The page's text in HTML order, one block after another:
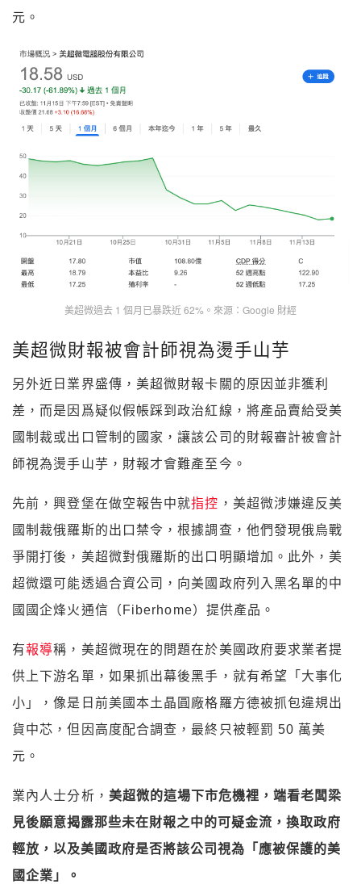
元。
美超微過去 1 個月已暴跌近 62%。來源：Google 財經
美超微財報被會計師視為燙手山芋
另外近日業界盛傳，美超微財報卡關的原因並非獲利
差，而是因爲疑似假帳踩到政治紅線，將產品賣給受美
國制裁或出口管制的國家，讓該公司的財報審計被會計
師視為燙手山芋，財報才會難產至今。
先前，興登堡在做空報告中就指控 ，美超微涉嫌違反美
國制裁俄羅斯的出口禁令，根據調查，他們發現俄烏戰
爭開打後，美超微對俄羅斯的出口明顯增加。此外，美
超微還可能透過合資公司，向美國政府列入黑名單的中
國國企烽火通信（Fiberhome）提供產品。
有報導稱，美超微現在的問題在於美國政府要求業者提
供上下游名單，如果抓出幕後黑手，就有希望「大事化
小」，像是日前美國本土晶圓廠格羅方德被抓包違規出
貨中芯，但因高度配合調查，最終只被輕罰 50 萬美
元。
業內人士分析， 美超微的這場下市危機裡，端看老闆梁
見後願意揭露那些未在財報之中的可疑金流，換取政府
輕放，以及美國政府是否將該公司視為「應被保護的美
國企業」。